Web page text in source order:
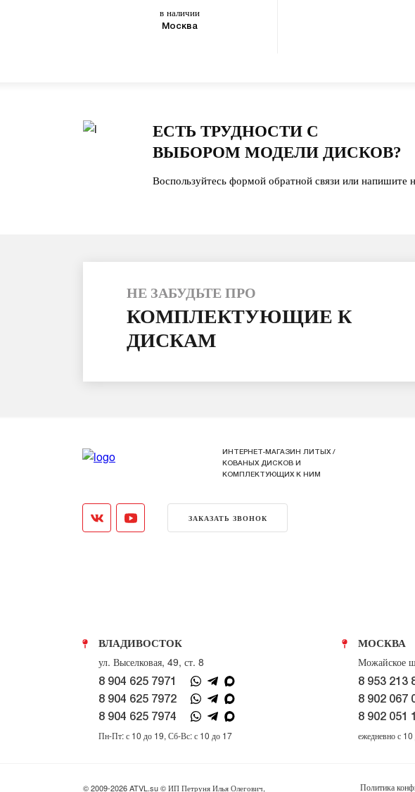
в наличии
Москва
ЕСТЬ ТРУДНОСТИ С
ВЫБОРОМ МОДЕЛИ ДИСКОВ?
Воспользуйтесь формой обратной связи или напишите
НЕ ЗАБУДЬТЕ ПРО
КОМПЛЕКТУЮЩИЕ К
ДИСКАМ
ИНТЕРНЕТ-МАГАЗИН ЛИТЫХ /
КОВАНЫХ ДИСКОВ И
КОМПЛЕКТУЮЩИХ К НИМ
ЗАКАЗАТЬ ЗВОНОК
ВЛАДИВОСТОК
ул. Выселковая, 49, ст. 8
8 904 625 7971
8 904 625 7972
8 904 625 7974
Пн-Пт: с 10 до 19, Сб-Вс: с 10 до 17
МОСКВА
Можайское
8 953 213
8 902 067
8 902 051
ежедневно с
© 2009-2026 ATVL.su © ИП Петруня Илья Олегович, Политика